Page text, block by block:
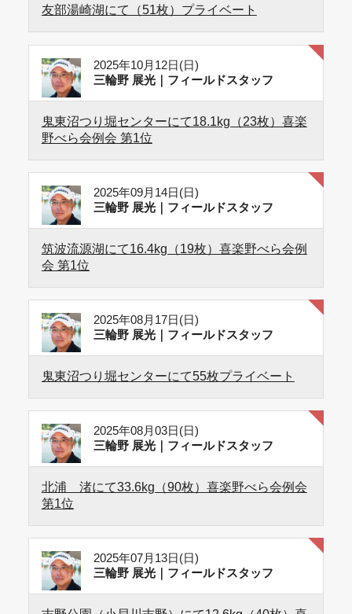
友部湯崎湖にて（51枚）プライベート
2025年10月12日(日)
三輪野 展光｜フィールドスタッフ
鬼東沼つり堀センターにて18.1kg（23枚）喜楽
野べら会例会 第1位
2025年09月14日(日)
三輪野 展光｜フィールドスタッフ
筑波流源湖にて16.4kg（19枚）喜楽野べら会例
会 第1位
2025年08月17日(日)
三輪野 展光｜フィールドスタッフ
鬼東沼つり堀センターにて55枚プライベート
2025年08月03日(日)
三輪野 展光｜フィールドスタッフ
北浦 渚にて33.6kg（90枚）喜楽野べら会例会
第1位
2025年07月13日(日)
三輪野 展光｜フィールドスタッフ